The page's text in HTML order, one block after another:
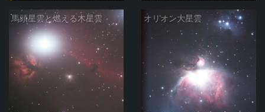
馬頭星雲と燃える木星雲 オリオン大星雲